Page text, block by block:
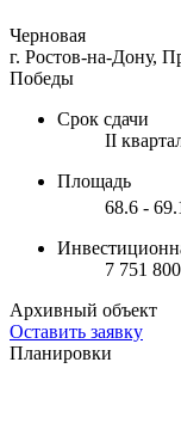
Черновая
г. Ростов-на-Дону,
Победы
Срок сдачи
II
Площадь
68.6 -
7 751
Архивный объект
Оставить заявку
Планировки